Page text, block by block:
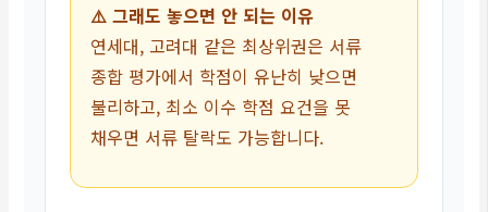
⚠️ 그래도 놓으면 안 되는 이유
연세대, 고려대 같은 최상위권은 서류
종합 평가에서 학점이 유난히 낮으면
불리하고, 최소 이수 학점 요건을 못
채우면 서류 탈락도 가능합니다.